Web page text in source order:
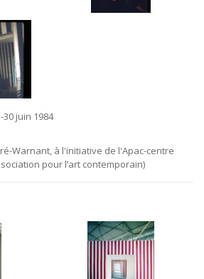
30 juin 1984
Warnant, à l'initiative de l'Apac-centre
pour l’art contemporain)